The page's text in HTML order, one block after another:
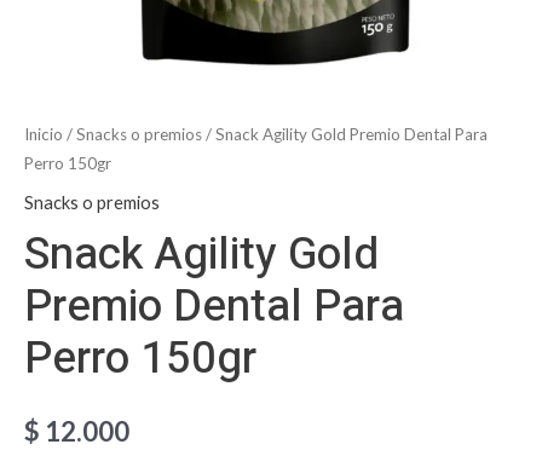
Inicio /Snacks o premios/ Snack Agility Gold Premio Dental Para
Perro 150gr
Snacks o premios
Snack Agility Gold
Premio Dental Para
Perro 150gr
$ 12.000